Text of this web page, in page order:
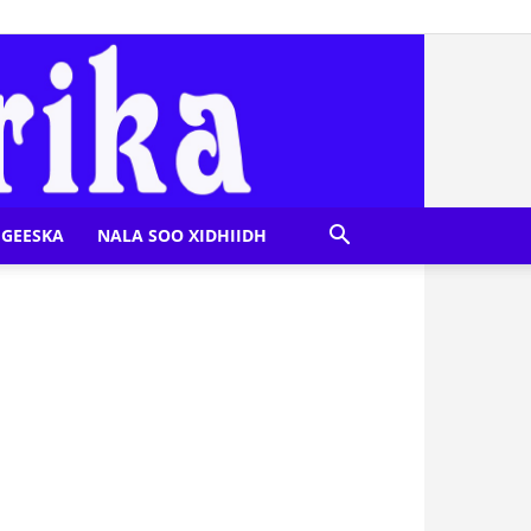
NALA SOO XIDHIIDH